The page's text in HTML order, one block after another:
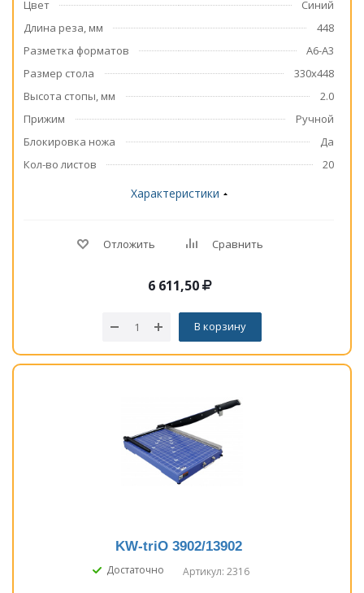
Цвет
Синий
Длина реза, мм
448
Разметка форматов
A6-A3
Размер стола
330x448
Высота стопы, мм
2.0
Прижим
Ручной
Блокировка ножа
Да
Кол-во листов
20
Характеристики
Отложить Сравнить
6 611,50
В корзину
KW-triO 3902/13902
Достаточно Артикул: 2316